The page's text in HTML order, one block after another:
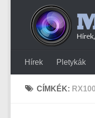
Hírek Pletykák
CÍMKÉK: RX100